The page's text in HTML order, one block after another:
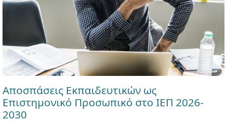
Αποσπάσεις Εκπαιδευτικών ως
Επιστημονικό Προσωπικό στο ΙΕΠ 2026-
2030